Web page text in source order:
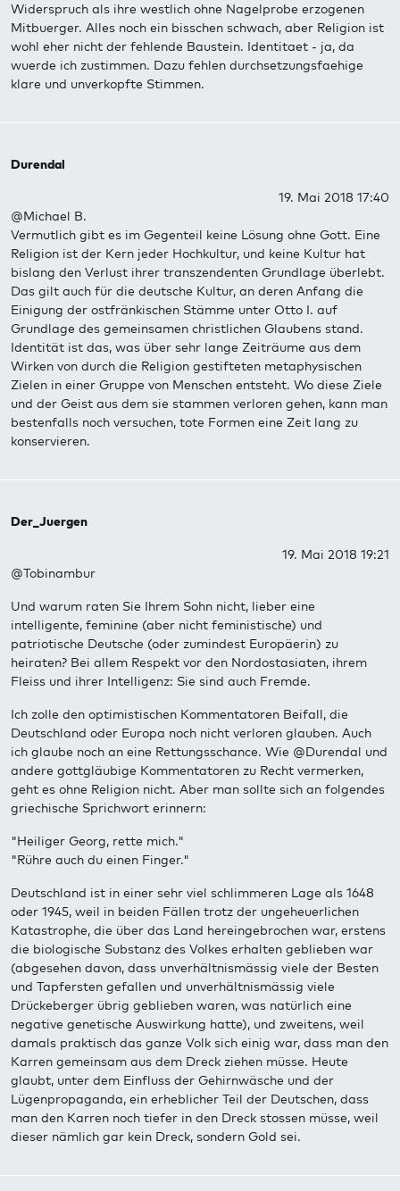
Widerspruch als ihre westlich ohne Nagelprobe erzogenen
Mitbuerger. Alles noch ein bisschen schwach, aber Religion ist
wohl eher nicht der fehlende Baustein. Identitaet - ja, da
wuerde ich zustimmen. Dazu fehlen durchsetzungsfaehige
klare und unverkopfte Stimmen.
Durendal
19. Mai 2018 17:40
@Michael B.
Vermutlich gibt es im Gegenteil keine Lösung ohne Gott. Eine
Religion ist der Kern jeder Hochkultur, und keine Kultur hat
bislang den Verlust ihrer transzendenten Grundlage überlebt.
Das gilt auch für die deutsche Kultur, an deren Anfang die
Einigung der ostfränkischen Stämme unter Otto I. auf
Grundlage des gemeinsamen christlichen Glaubens stand.
Identität ist das, was über sehr lange Zeiträume aus dem
Wirken von durch die Religion gestifteten metaphysischen
Zielen in einer Gruppe von Menschen entsteht. Wo diese Ziele
und der Geist aus dem sie stammen verloren gehen, kann man
bestenfalls noch versuchen, tote Formen eine Zeit lang zu
konservieren.
Der_Juergen
19. Mai 2018 19:21
@Tobinambur
Und warum raten Sie Ihrem Sohn nicht, lieber eine
intelligente, feminine (aber nicht feministische) und
patriotische Deutsche (oder zumindest Europäerin) zu
heiraten? Bei allem Respekt vor den Nordostasiaten, ihrem
Fleiss und ihrer Intelligenz: Sie sind auch Fremde.
Ich zolle den optimistischen Kommentatoren Beifall, die
Deutschland oder Europa noch nicht verloren glauben. Auch
ich glaube noch an eine Rettungsschance. Wie @Durendal und
andere gottgläubige Kommentatoren zu Recht vermerken,
geht es ohne Religion nicht. Aber man sollte sich an folgendes
griechische Sprichwort erinnern:
"Heiliger Georg, rette mich."
"Rühre auch du einen Finger."
Deutschland ist in einer sehr viel schlimmeren Lage als 1648
oder 1945, weil in beiden Fällen trotz der ungeheuerlichen
Katastrophe, die über das Land hereingebrochen war, erstens
die biologische Substanz des Volkes erhalten geblieben war
(abgesehen davon, dass unverhältnismässig viele der Besten
und Tapfersten gefallen und unverhältnismässig viele
Drückeberger übrig geblieben waren, was natürlich eine
negative genetische Auswirkung hatte), und zweitens, weil
damals praktisch das ganze Volk sich einig war, dass man den
Karren gemeinsam aus dem Dreck ziehen müsse. Heute
glaubt, unter dem Einfluss der Gehirnwäsche und der
Lügenpropaganda, ein erheblicher Teil der Deutschen, dass
man den Karren noch tiefer in den Dreck stossen müsse, weil
dieser nämlich gar kein Dreck, sondern Gold sei.